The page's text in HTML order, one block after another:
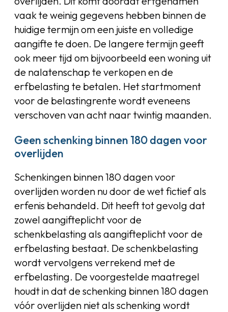
vaak te weinig gegevens hebben binnen de
huidige termijn om een juiste en volledige
aangifte te doen. De langere termijn geeft
ook meer tijd om bijvoorbeeld een woning uit
de nalatenschap te verkopen en de
erfbelasting te betalen. Het startmoment
voor de belastingrente wordt eveneens
verschoven van acht naar twintig maanden.
Geen schenking binnen 180 dagen voor
overlijden
Schenkingen binnen 180 dagen voor
overlijden worden nu door de wet fictief als
erfenis behandeld. Dit heeft tot gevolg dat
zowel aangifteplicht voor de
schenkbelasting als aangifteplicht voor de
erfbelasting bestaat. De schenkbelasting
wordt vervolgens verrekend met de
erfbelasting. De voorgestelde maatregel
houdt in dat de schenking binnen 180 dagen
vóór overlijden niet als schenking wordt